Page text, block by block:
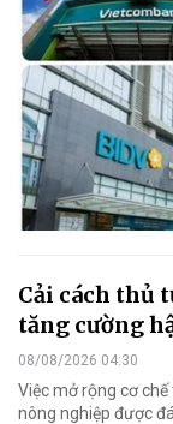
Cải cách thủ
tăng cường
08/08/2026 04:30
Việc mở rộng cơ
nông nghiệp được